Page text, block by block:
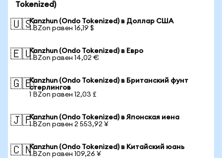
Tokenized)
🇺🇸Kanzhun (Ondo Tokenized) в Доллар США
1 BZon равен 16,19 $
🇪🇺Kanzhun (Ondo Tokenized) в Евро
1 BZon равен 14,02 €
🇬🇧Kanzhun (Ondo Tokenized) в Британский фунт
стерлингов
1 BZon равен 12,03 £
🇯🇵Kanzhun (Ondo Tokenized) в Японская иена
1 BZon равен 2 553,92 ¥
🇨🇳Kanzhun (Ondo Tokenized) в Китайский юань
1 BZon равен 109,26 ¥